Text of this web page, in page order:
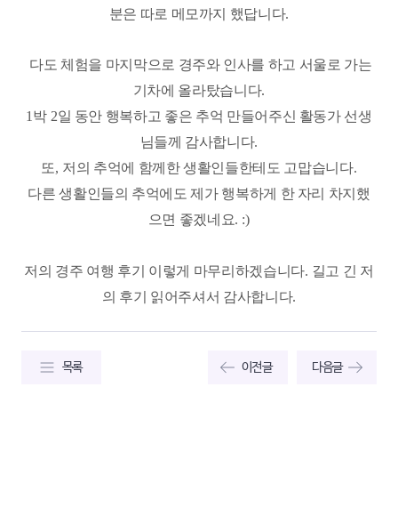
분은 따로 메모까지 했답니다.
다도 체험을 마지막으로 경주와 인사를 하고 서울로 가는
기차에 올라탔습니다.
1 박 2일 동안 행복하고 좋은 추억 만들어주신 활동가 선생
님들께 감사합니다.
또, 저의 추억에 함께한 생활인들한테도 고맙습니다.
다른 생활인들의 추억에도 제가 행복하게 한 자리 차지했
으면 좋겠네요. :)
저의 경주 여행 후기 이렇게 마무리하겠습니다. 길고 긴 저
의 후기 읽어주셔서 감사합니다.
목록 이전글 다음글